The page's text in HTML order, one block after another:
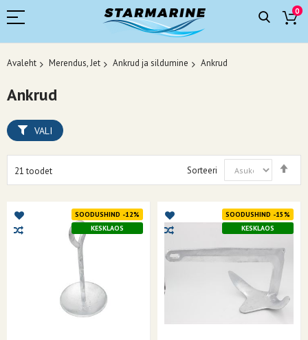
0
Avaleht Merendus, Jet Ankrud ja sildumine Ankrud
Ankrud
21toodet Sorteeri
SOODUSHIND -12%
KESKLAOS
SOODUSHIND -15%
KESKLAOS
VALI